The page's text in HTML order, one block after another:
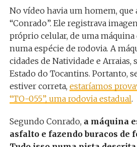
No vídeo havia um homem, que
“Conrado”. Ele registrava
próprio celular, de uma máquina
numa espécie de rodovia. A
cidades de Natividade e Arraias,
Estado do Tocantins. Portanto,
estiver correta, estaríamos
“TO-055”, uma rodovia estadual.
Segundo Conrado, a máquina
asfalto e fazendo buracos de